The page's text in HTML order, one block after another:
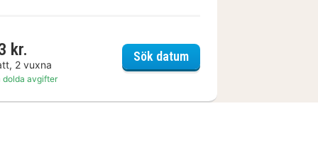
Aeroport
kr.
2 vuxna
dolda avgifter
Sök datumChateau du Clair de Lune